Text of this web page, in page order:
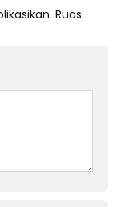
Ruas